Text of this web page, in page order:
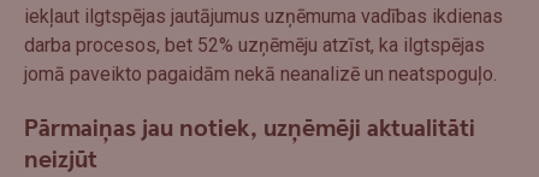
iekļaut ilgtspējas jautājumus uzņēmuma vadības ikdienas
darba procesos, bet 52% uzņēmēju atzīst, ka ilgtspējas
jomā paveikto pagaidām nekā neanalizē un neatspoguļo.
Pārmaiņas jau notiek, uzņēmēji aktualitāti
neizjūt